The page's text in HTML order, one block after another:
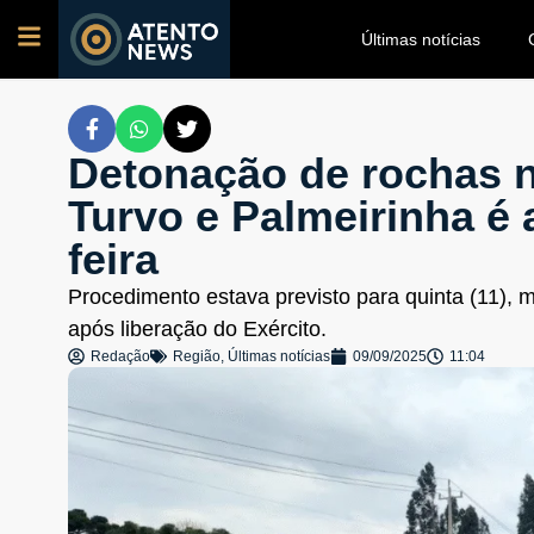
Últimas notícias
Detonação de rochas
Turvo e Palmeirinha é
feira
Procedimento estava previsto para quinta (11),
após liberação do Exército.
Redação Região, Últimas notícias 09/09/2025 11:04